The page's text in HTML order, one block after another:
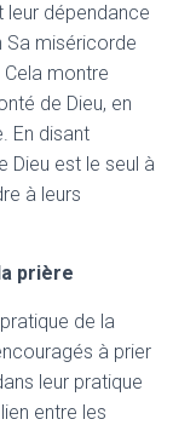
leur dépendance
Sa miséricorde
montre
de Dieu, en
En disant
Dieu est le seul à
à leurs
prière
de la
à prier
leur pratique
entre les